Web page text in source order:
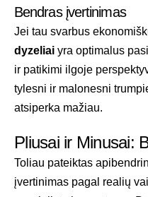
Bendras įvertinimas
Jei tau svarbus
dyzeliai yra optimalus
ir patikimi ilgoje
tylesni ir malonesni
atsiperka mažiau.
Pliusai ir Minusai:
Toliau pateiktas
įvertinimas pagal realių